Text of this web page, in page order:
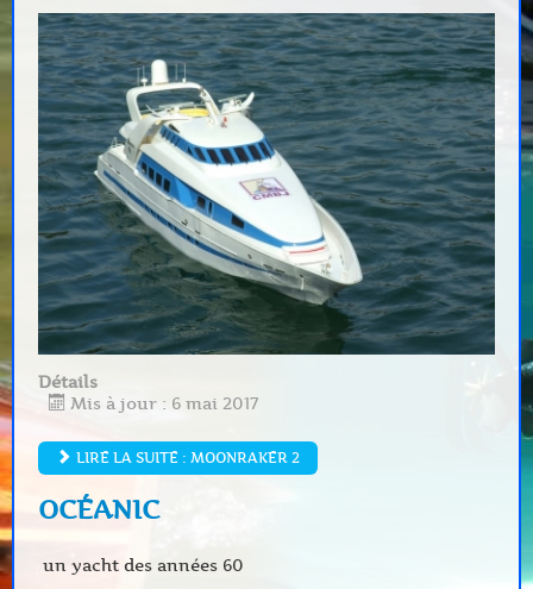
Détails
Mis à jour : 6 mai 2017
LIRE LA SUITE : MOONRAKER 2
OCÉANIC
un yacht des années 60